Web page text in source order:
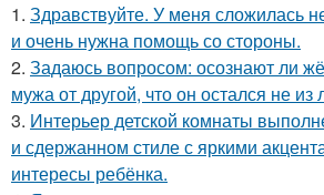
1. Здравствуйте. У меня сложилась
и очень нужна помощь со стороны.
2. Задаюсь вопросом: осознают ли
мужа от другой, что он остался не из
3. Интерьер детской комнаты
и сдержанном стиле с яркими
интересы ребёнка.